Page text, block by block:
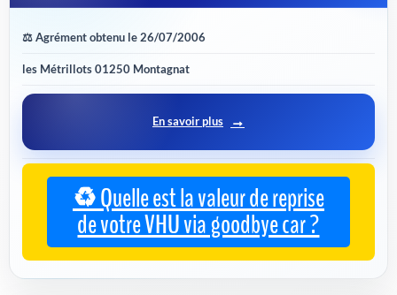
⚖️ Agrément obtenu le 26/07/2006
les Métrillots 01250 Montagnat
En savoir plus
♻️ Quelle est la valeur de reprise
de votre VHU via goodbye car ?